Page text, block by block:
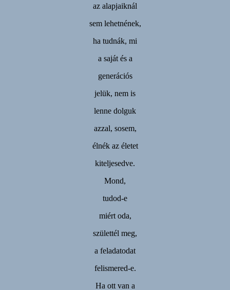
az alapjaiknál
sem lehetnének,
ha tudnák, mi
a saját és a
generációs
jelük, nem is
lenne dolguk
azzal, sosem,
élnék az életet
kiteljesedve.
Mond,
tudod-e
miért oda,
születtél meg,
a feladatodat
felismered-e.
Ha ott van a